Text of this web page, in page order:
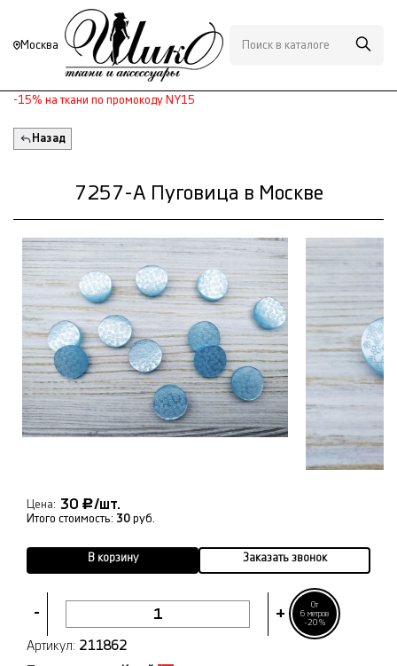
Москва
-15% на ткани по промокоду NY15
Назад
7257-А Пуговица в Москве
- +
От
6 метров
-20%
Цена: 30 Р/шт.
Итого стоимость: 30 руб.
В корзину Заказать звонок
Артикул: 211862